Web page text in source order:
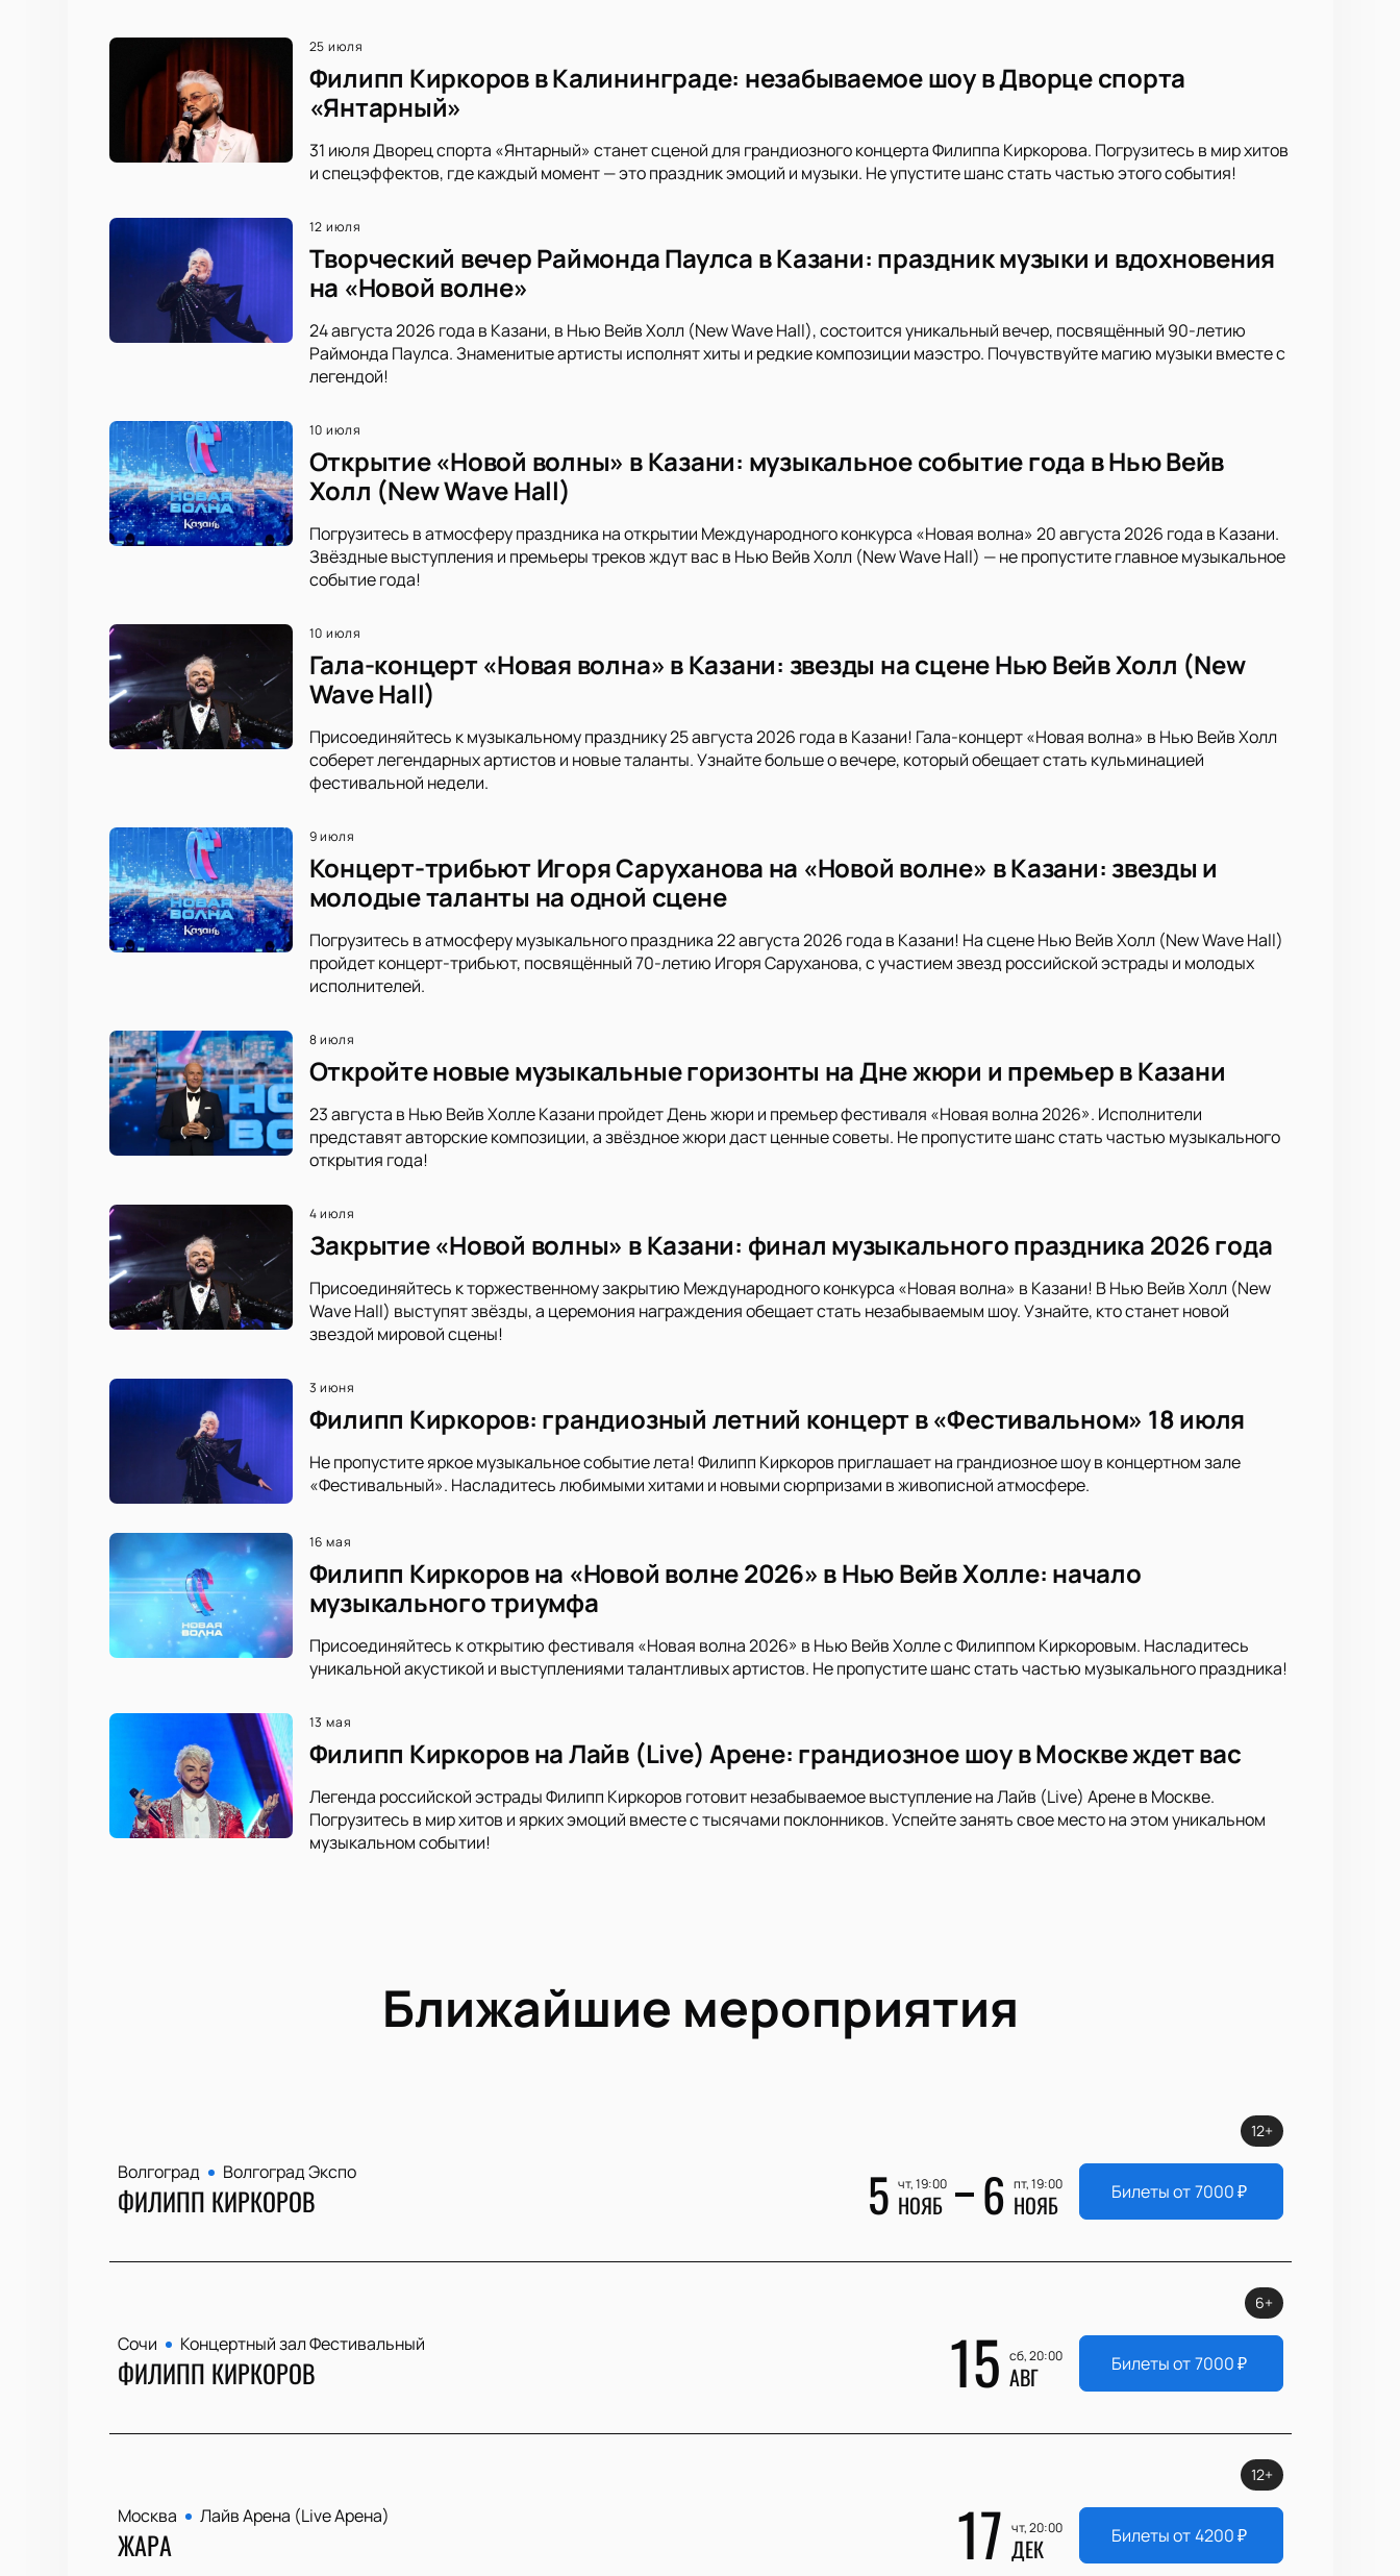
25 июля
Филипп Киркоров в Калининграде: незабываемое шоу в Дворце спорта
«Янтарный»
31 июля Дворец спорта «Янтарный» станет сценой для грандиозного концерта Филиппа Киркорова. Погрузитесь в мир хитов
и спецэффектов, где каждый момент — это праздник эмоций и музыки. Не упустите шанс стать частью этого события!
12 июля
Творческий вечер Раймонда Паулса в Казани: праздник музыки и вдохновения
на «Новой волне»
24 августа 2026 года в Казани, в Нью Вейв Холл (New Wave Hall), состоится уникальный вечер, посвящённый 90-летию
Раймонда Паулса. Знаменитые артисты исполнят хиты и редкие композиции маэстро. Почувствуйте магию музыки вместе с
легендой!
10 июля
Открытие «Новой волны» в Казани: музыкальное событие года в Нью Вейв
Холл (New Wave Hall)
Погрузитесь в атмосферу праздника на открытии Международного конкурса «Новая волна» 20 августа 2026 года в Казани.
Звёздные выступления и премьеры треков ждут вас в Нью Вейв Холл (New Wave Hall) — не пропустите главное музыкальное
событие года!
10 июля
Гала-концерт «Новая волна» в Казани: звезды на сцене Нью Вейв Холл (New
Wave Hall)
Присоединяйтесь к музыкальному празднику 25 августа 2026 года в Казани! Гала-концерт «Новая волна» в Нью Вейв Холл
соберет легендарных артистов и новые таланты. Узнайте больше о вечере, который обещает стать кульминацией
фестивальной недели.
9 июля
Концерт-трибьют Игоря Саруханова на «Новой волне» в Казани: звезды и
молодые таланты на одной сцене
Погрузитесь в атмосферу музыкального праздника 22 августа 2026 года в Казани! На сцене Нью Вейв Холл (New Wave Hall)
пройдет концерт-трибьют, посвящённый 70-летию Игоря Саруханова, с участием звезд российской эстрады и молодых
исполнителей.
8 июля
Откройте новые музыкальные горизонты на Дне жюри и премьер в Казани
23 августа в Нью Вейв Холле Казани пройдет День жюри и премьер фестиваля «Новая волна 2026». Исполнители
представят авторские композиции, а звёздное жюри даст ценные советы. Не пропустите шанс стать частью музыкального
открытия года!
4 июля
Закрытие «Новой волны» в Казани: финал музыкального праздника 2026 года
Присоединяйтесь к торжественному закрытию Международного конкурса «Новая волна» в Казани! В Нью Вейв Холл (New
Wave Hall) выступят звёзды, а церемония награждения обещает стать незабываемым шоу. Узнайте, кто станет новой
звездой мировой сцены!
3 июня
Филипп Киркоров: грандиозный летний концерт в «Фестивальном» 18 июля
Не пропустите яркое музыкальное событие лета! Филипп Киркоров приглашает на грандиозное шоу в концертном зале
«Фестивальный». Насладитесь любимыми хитами и новыми сюрпризами в живописной атмосфере.
16 мая
Филипп Киркоров на «Новой волне 2026» в Нью Вейв Холле: начало
музыкального триумфа
Присоединяйтесь к открытию фестиваля «Новая волна 2026» в Нью Вейв Холле с Филиппом Киркоровым. Насладитесь
уникальной акустикой и выступлениями талантливых артистов. Не пропустите шанс стать частью музыкального праздника!
13 мая
Филипп Киркоров на Лайв (Live) Арене: грандиозное шоу в Москве ждет вас
Легенда российской эстрады Филипп Киркоров готовит незабываемое выступление на Лайв (Live) Арене в Москве.
Погрузитесь в мир хитов и ярких эмоций вместе с тысячами поклонников. Успейте занять свое место на этом уникальном
музыкальном событии!
Ближайшие мероприятия
Волгоград Волгоград Экспо
ФИЛИПП КИРКОРОВ 5 чт, 19:00
НОЯБ 6 пт, 19:00
НОЯБ
12+
Билеты от 7000₽
Сочи Концертный зал Фестивальный
ФИЛИПП КИРКОРОВ 15 сб, 20:00
АВГ
6+
Билеты от 7000₽
Москва Лайв Арена (Live Арена)
ЖАРА 17 чт, 20:00
ДЕК
12+
Билеты от 4200₽